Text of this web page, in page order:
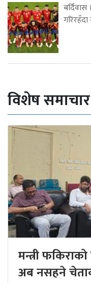
बर्दिवास
विशेष समाचार
मन्त्री
अब नसहने